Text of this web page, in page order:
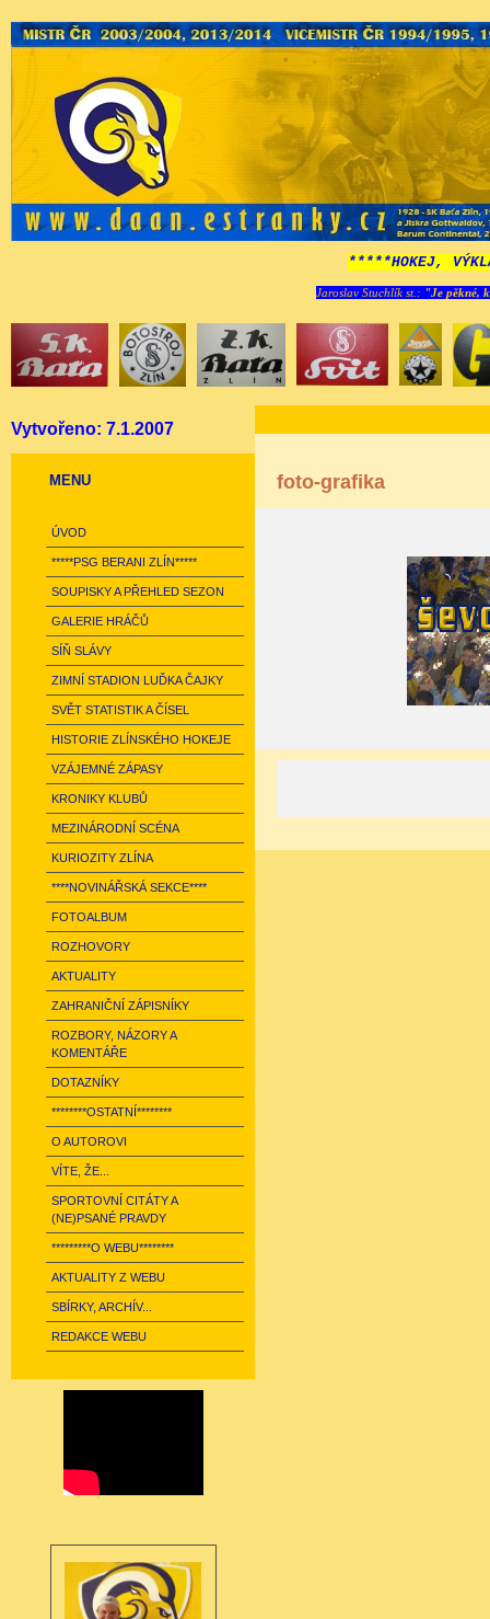
*****HOKEJ,
Jaroslav Stuchlík st.: "Je pěkné,
Vytvořeno: 7.1.2007
MENU
ÚVOD
*****PSG BERANI ZLÍN*****
SOUPISKY A PŘEHLED SEZON
GALERIE HRÁČŮ
SÍŇ SLÁVY
ZIMNÍ STADION LUĎKA ČAJKY
SVĚT STATISTIK A ČÍSEL
HISTORIE ZLÍNSKÉHO HOKEJE
VZÁJEMNÉ ZÁPASY
KRONIKY KLUBŮ
MEZINÁRODNÍ SCÉNA
KURIOZITY ZLÍNA
****NOVINÁŘSKÁ SEKCE****
FOTOALBUM
ROZHOVORY
AKTUALITY
ZAHRANIČNÍ ZÁPISNÍKY
ROZBORY, NÁZORY A
KOMENTÁŘE
DOTAZNÍKY
********OSTATNÍ********
O AUTOROVI
VÍTE, ŽE...
SPORTOVNÍ CITÁTY A
(NE)PSANÉ PRAVDY
*********O WEBU********
AKTUALITY Z WEBU
SBÍRKY, ARCHÍV...
REDAKCE WEBU
foto-grafika